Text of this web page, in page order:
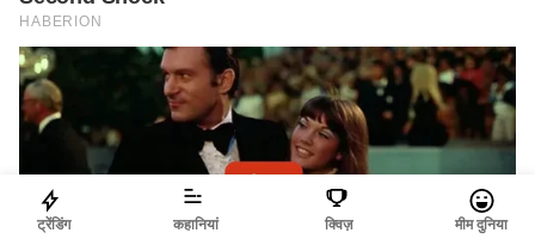
ट्रेंडिंग कहानियां क्विज़ मीम दुनिया